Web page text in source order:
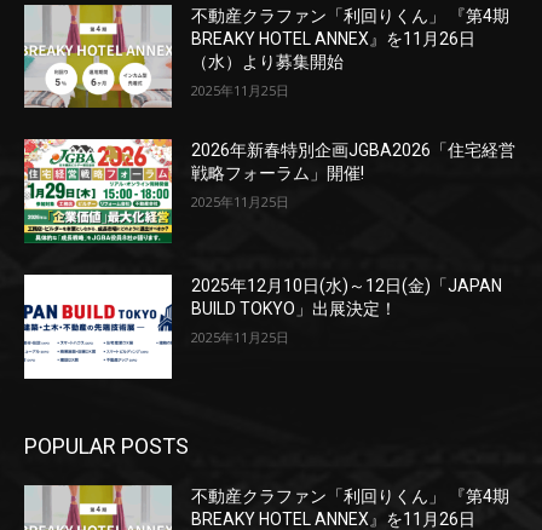
不動産クラファン「利回りくん」 『第4期
BREAKY HOTEL ANNEX』を11月26日
（水）より募集開始
2025年11月25日
2026年新春特別企画JGBA2026「住宅経営
戦略フォーラム」開催!
2025年11月25日
2025年12月10日(水)～12日(金)「JAPAN
BUILD TOKYO」出展決定！
2025年11月25日
POPULAR POSTS
不動産クラファン「利回りくん」 『第4期
BREAKY HOTEL ANNEX』を11月26日